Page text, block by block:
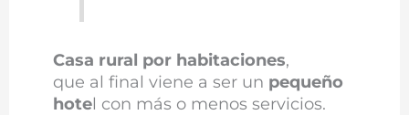
Casa rural por habitaciones,
que al final viene a ser un pequeño
hotel con más o menos servicios.